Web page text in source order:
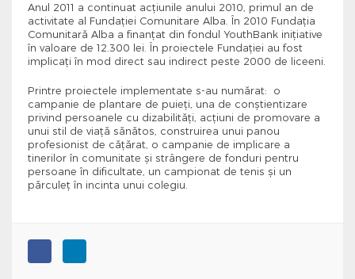
Anul 2011 a continuat acțiunile anului 2010, primul an de
activitate al Fundației Comunitare Alba. În 2010 Fundația
Comunitară Alba a finanțat din fondul YouthBank inițiative
în valoare de 12.300 lei. În proiectele Fundației au fost
implicați în mod direct sau indirect peste 2000 de liceeni.
Printre proiectele implementate s-au numărat: o
campanie de plantare de puieţi, una de conştientizare
privind persoanele cu dizabilităţi, acţiuni de promovare a
unui stil de viaţă sănătos, construirea unui panou
profesionist de căţărat, o campanie de implicare a
tinerilor în comunitate şi strângere de fonduri pentru
persoane în dificultate, un campionat de tenis şi un
părculeţ în incinta unui colegiu.